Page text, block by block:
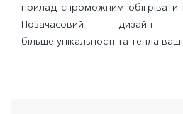
прилад спроможним обігрівати
Позачасовий
більше унікальності та тепла